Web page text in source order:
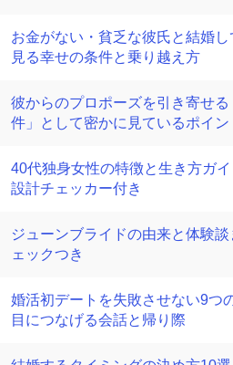
お金がない・貧乏な彼氏と結婚
見る幸せの条件と乗り越え方
彼からのプロポーズを引き寄せ
件」として密かに見ているポイン
40代独身女性の特徴と生き方ガ
設計チェッカー付き
ジューンブライドの由来と体験
ェックつき
婚活初デートを失敗させない9つ
目につなげる会話と帰り際